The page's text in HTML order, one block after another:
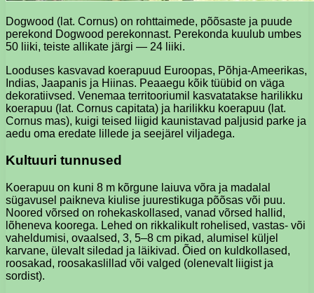
Dogwood (lat. Cornus) on rohttaimede, põõsaste ja puude
perekond Dogwood perekonnast. Perekonda kuulub umbes
50 liiki, teiste allikate järgi — 24 liiki.
Looduses kasvavad koerapuud Euroopas, Põhja-Ameerikas,
Indias, Jaapanis ja Hiinas. Peaaegu kõik tüübid on väga
dekoratiivsed. Venemaa territooriumil kasvatatakse harilikku
koerapuu (lat. Cornus capitata) ja harilikku koerapuu (lat.
Cornus mas), kuigi teised liigid kaunistavad paljusid parke ja
aedu oma eredate lillede ja seejärel viljadega.
Kultuuri tunnused
Koerapuu on kuni 8 m kõrgune laiuva võra ja madalal
sügavusel paikneva kiulise juurestikuga põõsas või puu.
Noored võrsed on rohekaskollased, vanad võrsed hallid,
lõheneva koorega. Lehed on rikkalikult rohelised, vastas- või
vaheldumisi, ovaalsed, 3, 5–8 cm pikad, alumisel küljel
karvane, ülevalt siledad ja läikivad. Õied on kuldkollased,
roosakad, roosakaslillad või valged (olenevalt liigist ja
sordist).